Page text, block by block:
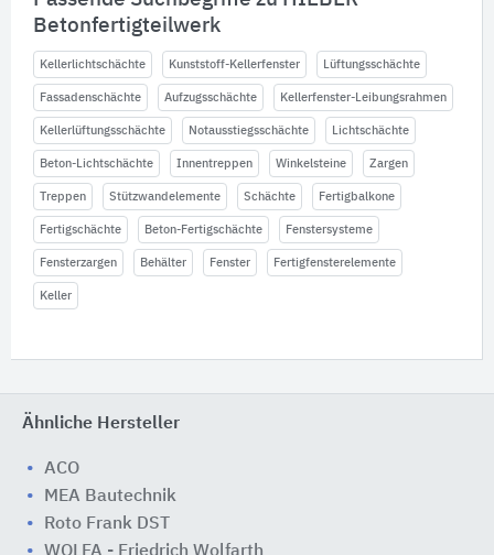
Betonfertigteilwerk
Kellerlichtschächte Kunststoff-Kellerfenster Lüftungsschächte
Fassadenschächte Aufzugsschächte Kellerfenster-Leibungsrahmen
Kellerlüftungsschächte Notausstiegsschächte Lichtschächte
Beton-Lichtschächte Innentreppen Winkelsteine Zargen
Treppen Stützwandelemente Schächte Fertigbalkone
Fertigschächte Beton-Fertigschächte Fenstersysteme
Fensterzargen Behälter Fenster Fertigfensterelemente
Keller
Ähnliche Hersteller
ACO
MEA Bautechnik
Roto Frank DST